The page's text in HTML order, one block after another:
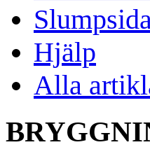
Slumpsida
Hjälp
Alla